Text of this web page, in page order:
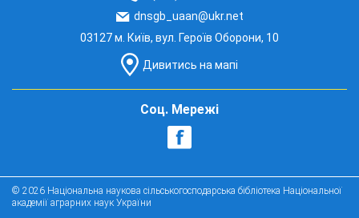
dnsgb_uaan@ukr.net
03127 м. Київ, вул. Героїв Оборони, 10
Дивитись на мапі
Соц. Мережі
© 2026 Національна наукова сільськогосподарська бібліотека Національної
академії аграрних наук України